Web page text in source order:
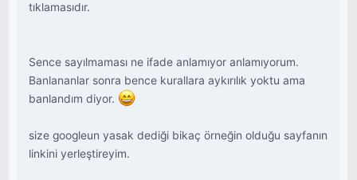
tıklamasıdır.
Sence sayılmaması ne ifade anlamıyor anlamıyorum.
Banlananlar sonra bence kurallara aykırılık yoktu ama
banlandım diyor.
size googleun yasak dediği bikaç örneğin olduğu sayfanın
linkini yerleştireyim.